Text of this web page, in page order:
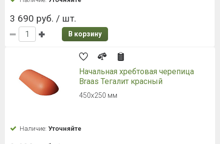
Наличие: Уточняйте
406 руб. / шт.
В корзину
Зажим для минеральной
коньковой черепицы Braas Таунус
черный
Наличие: Уточняйте